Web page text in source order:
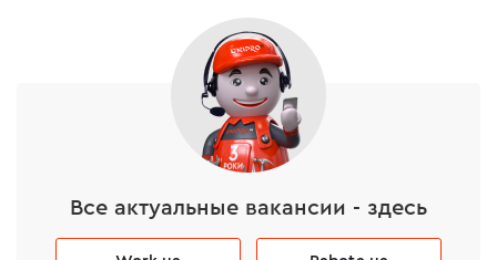
Все актуальные вакансии - здесь